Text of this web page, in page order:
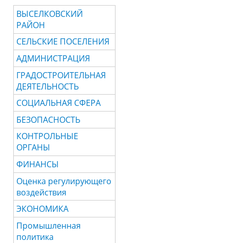
ВЫСЕЛКОВСКИЙ
РАЙОН
СЕЛЬСКИЕ ПОСЕЛЕНИЯ
АДМИНИСТРАЦИЯ
ГРАДОСТРОИТЕЛЬНАЯ
ДЕЯТЕЛЬНОСТЬ
СОЦИАЛЬНАЯ СФЕРА
БЕЗОПАСНОСТЬ
КОНТРОЛЬНЫЕ
ОРГАНЫ
ФИНАНСЫ
Оценка регулирующего
воздействия
ЭКОНОМИКА
Промышленная
политика